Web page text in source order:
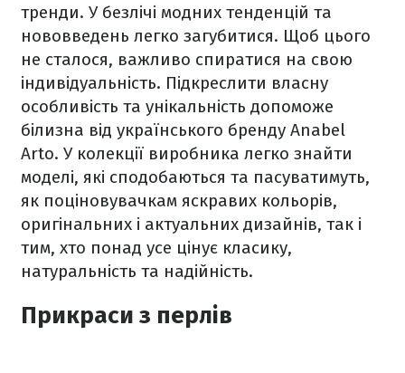
тренди. У безлічі модних тенденцій та
нововведень легко загубитися. Щоб цього
не сталося, важливо спиратися на свою
індивідуальність. Підкреслити власну
особливість та унікальність допоможе
білизна від українського бренду Anabel
Arto. У колекції виробника легко знайти
моделі, які сподобаються та пасуватимуть,
як поціновувачкам яскравих кольорів,
оригінальних і актуальних дизайнів, так і
тим, хто понад усе цінує класику,
натуральність та надійність.
Прикраси з перлів